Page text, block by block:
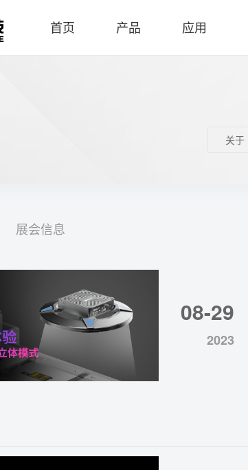
首页 产品 应用
关于
展会信息
08-29
2023